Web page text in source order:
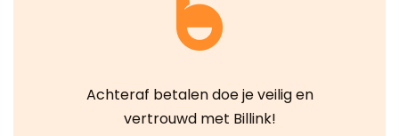
Achteraf betalen doe je veilig en
vertrouwd met Billink!